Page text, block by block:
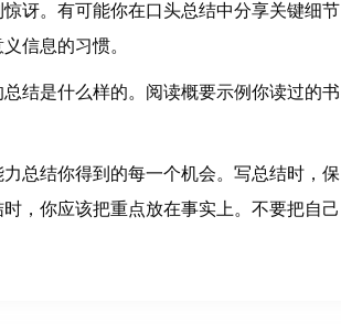
讶。有可能你在口头总结中分享关键细节
信息的习惯。
结是什么样的。阅读概要示例你读过的书
总结你得到的每一个机会。写总结时，保
，你应该把重点放在事实上。不要把自己